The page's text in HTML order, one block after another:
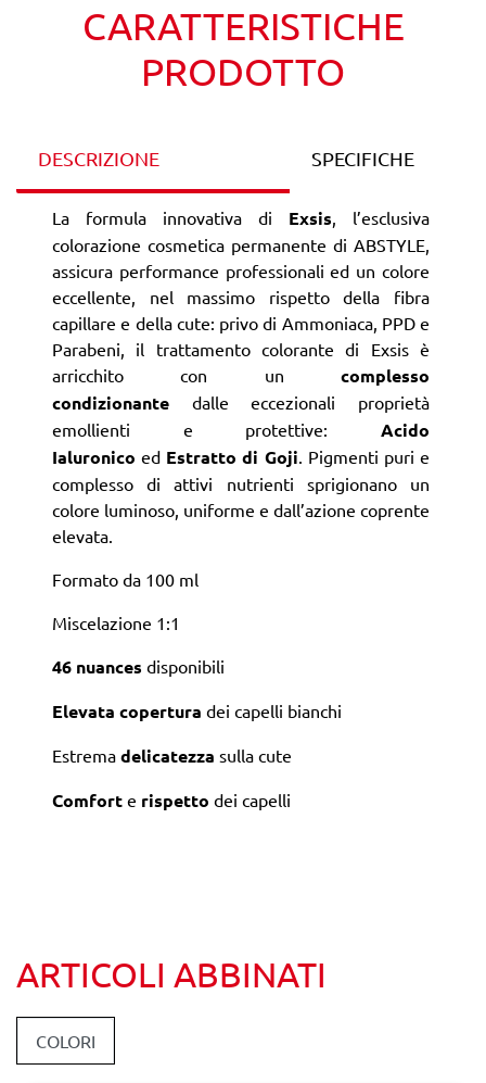
CARATTERISTICHE
PRODOTTO
DESCRIZIONE SPECIFICHE
La formula innovativa di Exsis , l’esclusiva
colorazione cosmetica permanente di ABSTYLE,
assicura performance professionali ed un colore
eccellente, nel massimo rispetto della fibra
capillare e della cute: privo di Ammoniaca, PPD e
Parabeni, il trattamento colorante di Exsis è
arricchito con un complesso
condizionante dalle eccezionali proprietà
emollienti e protettive: Acido
Ialuronicoed Estratto di Goji . Pigmenti puri e
complesso di attivi nutrienti sprigionano un
colore luminoso, uniforme e dall’azione coprente
elevata.
Formato da 100 ml
Miscelazione 1:1
46 nuances disponibili
Elevata copertura dei capelli bianchi
Estrema delicatezza sulla cute
Comfort e rispetto dei capelli
ARTICOLI ABBINATI
COLORI